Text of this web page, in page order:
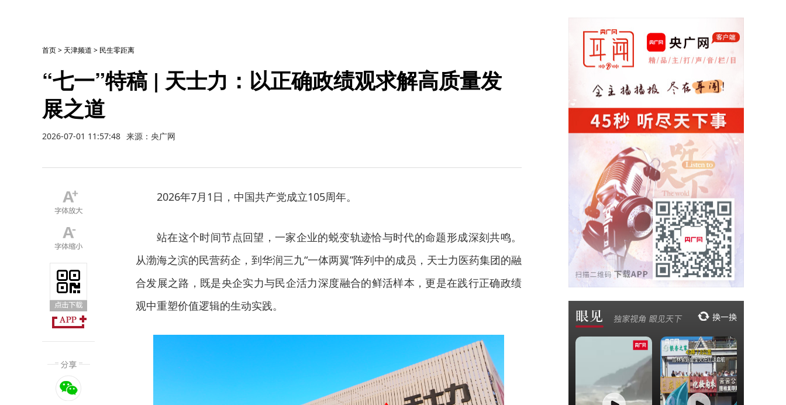
首页> 天津频道 > 民生零距离
“七一”特稿 | 天士力：以正确政绩观求解高质量发
展之道
2026-07-01 11:57:48 来源：央广网
2026年7月1日，中国共产党成立105周年。
站在这个时间节点回望，一家企业的蜕变轨迹恰与时代的命题形成深刻共鸣。
从渤海之滨的民营药企，到华润三九“一体两翼”阵列中的成员，天士力医药集团的融
合发展之路，既是央企实力与民企活力深度融合的鲜活样本，更是在践行正确政绩
观中重塑价值逻辑的生动实践。